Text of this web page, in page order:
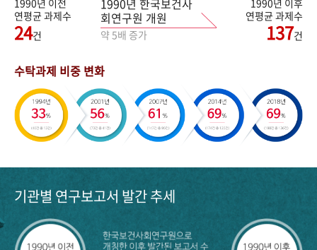
연평균 과제수
24건
회연구원 개원
약 5배 증가
연평균 과제수
137건
수탁과제 비중 변화
기관별 연구보고서 발간 추세